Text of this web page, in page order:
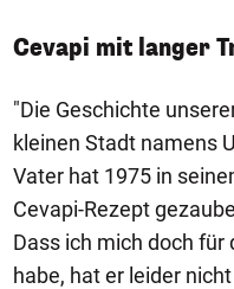
Cevapi mit langer
"Die Geschichte
kleinen Stadt namens
Vater hat 1975 in
Cevapi-Rezept
Dass ich mich doch
habe, hat er leider